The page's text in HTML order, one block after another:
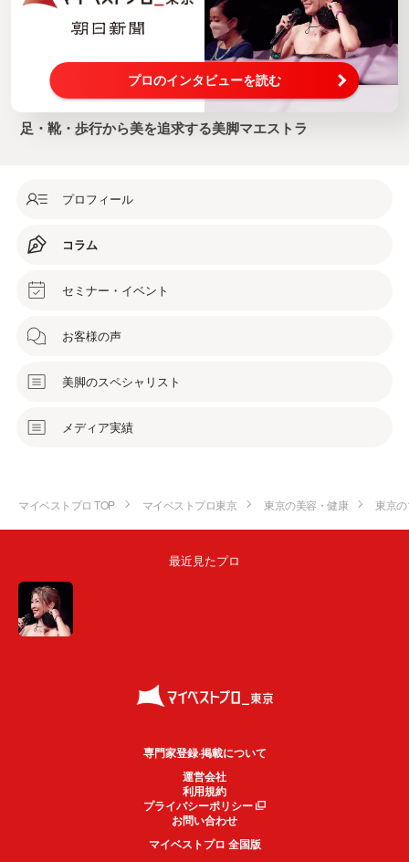
プロのインタビューを読む
足・靴・歩行から美を追求する美脚マエストラ
プロフィール
コラム
セミナー・イベント
お客様の声
美脚のスペシャリスト
メディア実績
マイベストプロ TOP マイベストプロ東京 東京の美容・健康 東京
最近見たプロ
専門家登録·掲載について
運営会社
利用規約
プライバシーポリシー
お問い合わせ
マイベストプロ 全国版